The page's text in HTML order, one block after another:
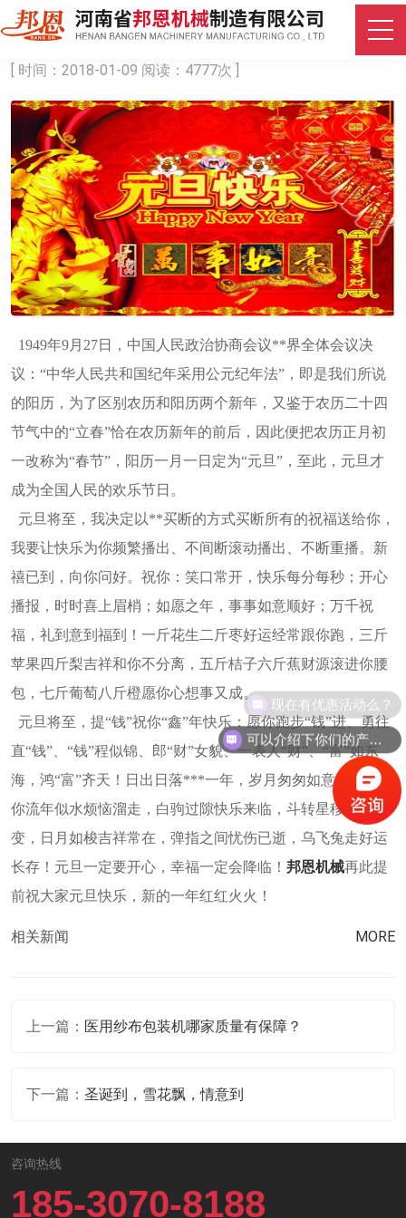
元旦来到，招财进宝
[ 时间：2018-01-09 阅读：4777次 ]
1949年9月27日，中国人民政治协商会议**界全体会议决
议：“中华人民共和国纪年采用公元纪年法”，即是我们所说
的阳历，为了区别农历和阳历两个新年，又鉴于农历二十四
节气中的“立春”恰在农历新年的前后，因此便把农历正月初
一改称为“春节”，阳历一月一日定为“元旦”，至此，元旦才
成为全国人民的欢乐节日。
元旦将至，我决定以**买断的方式买断所有的祝福送给你，
我要让快乐为你频繁播出、不间断滚动播出、不断重播。新
禧已到，向你问好。祝你：笑口常开，快乐每分每秒；开心
播报，时时喜上眉梢；如愿之年，事事如意顺好；万千祝
福，礼到意到福到！一斤花生二斤枣好运经常跟你跑，三斤
苹果四斤梨吉祥和你不分离，五斤桔子六斤蕉财源滚进你腰
包，七斤葡萄八斤橙愿你心想事又成。
元旦将至，提“钱”祝你“鑫”年快乐：愿你跑步“钱”进、勇往
直“钱”、“钱”程似锦、郎“财”女貌、一表人“财”、“富”如东
海，鸿“富”齐天！日出日落***一年，岁月匆匆如意元旦。愿
你流年似水烦恼溜走，白驹过隙快乐来临，斗转星移幸福不
变，日月如梭吉祥常在，弹指之间忧伤已逝，乌飞兔走好运
长存！元旦一定要开心，幸福一定会降临！ 邦恩机械再此提
前祝大家元旦快乐，新的一年红红火火！
相关新闻 MORE
上一篇： 医用纱布包装机哪家质量有保障？
下一篇： 圣诞到，雪花飘，情意到
咨询热线
185-3070-8188
可以介绍下你们的产品么？
现在有优惠活动么？